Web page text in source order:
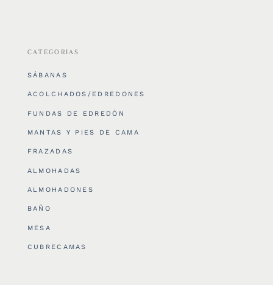
CATEGORIAS
SÁBANAS
ACOLCHADOS/EDREDONES
FUNDAS DE EDREDÓN
MANTAS Y PIES DE CAMA
FRAZADAS
ALMOHADAS
ALMOHADONES
BAÑO
MESA
CUBRECAMAS